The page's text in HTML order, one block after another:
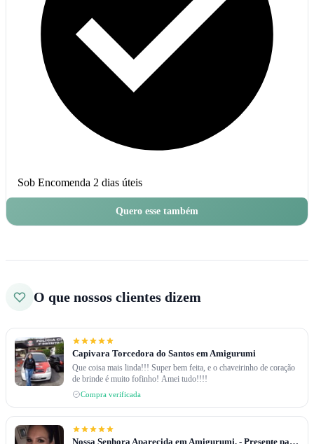
Sob Encomenda 2 dias úteis
Quero esse também
O que nossos clientes dizem
Capivara Torcedora do Santos em Amigurumi
Que coisa mais linda!!! Super bem feita, e o chaveirinho de coração
de brinde é muito fofinho! Amei tudo!!!!
Compra verificada
Nossa Senhora Aparecida em Amigurumi. - Presente para filhos de uma amiga.